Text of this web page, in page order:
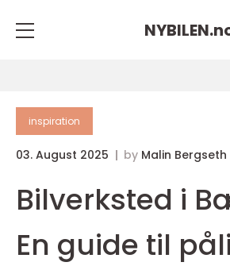
NYBILEN.
inspiration
03. August 2025 by Malin Bergseth
Bilverksted i
En guide til